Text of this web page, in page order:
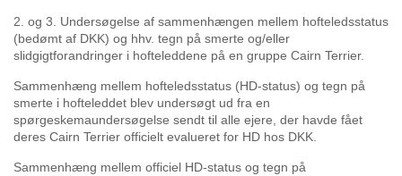
2. og 3. Undersøgelse af sammenhængen mellem hofteledsstatus
(bedømt af DKK) og hhv. tegn på smerte og/eller
slidgigtforandringer i hofteleddene på en gruppe Cairn Terrier.
Sammenhæng mellem hofteledsstatus (HD-status) og tegn på
smerte i hofteleddet blev undersøgt ud fra en
spørgeskemaundersøgelse sendt til alle ejere, der havde fået
deres Cairn Terrier officielt evalueret for HD hos DKK.
Sammenhæng mellem officiel HD-status og tegn på